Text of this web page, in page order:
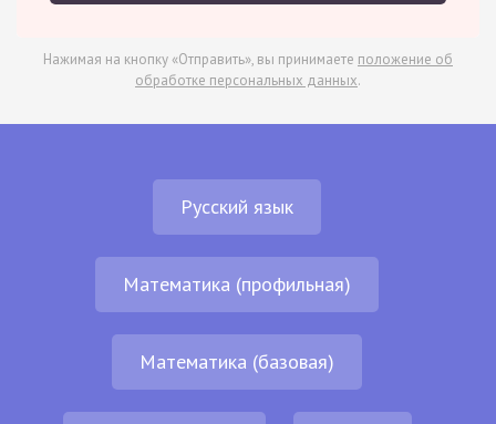
Нажимая на кнопку «Отправить», вы принимаете положение об
обработке персональных данных.
Русский язык
Математика (профильная)
Математика (базовая)